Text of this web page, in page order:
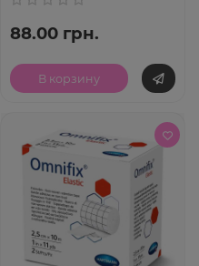
88.00 грн.
В корзину